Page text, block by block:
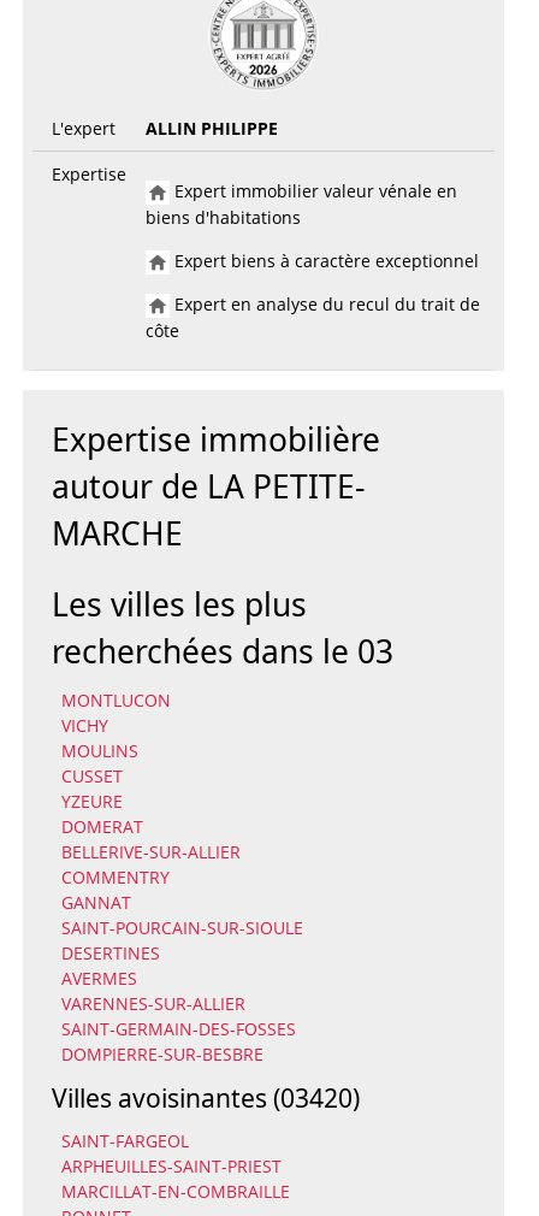
L'expert
ALLIN PHILIPPE
Expertise
Expert immobilier valeur vénale en
biens d'habitations
Expert biens à caractère exceptionnel
Expert en analyse du recul du trait de
côte
Expertise immobilière
autour de LA PETITE-
MARCHE
Les villes les plus
recherchées dans le 03
MONTLUCON
VICHY
MOULINS
CUSSET
YZEURE
DOMERAT
BELLERIVE-SUR-ALLIER
COMMENTRY
GANNAT
SAINT-POURCAIN-SUR-SIOULE
DESERTINES
AVERMES
VARENNES-SUR-ALLIER
SAINT-GERMAIN-DES-FOSSES
DOMPIERRE-SUR-BESBRE
Villes avoisinantes (03420)
SAINT-FARGEOL
ARPHEUILLES-SAINT-PRIEST
MARCILLAT-EN-COMBRAILLE